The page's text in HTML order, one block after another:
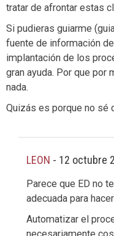
tratar de afrontar estas
Si pudieras guiarme
fuente de información
implantación de los
gran ayuda. Por que por
nada.
Quizás es porque no sé
LEON - 12 octubre
Parece que ED no
adecuada para
Automatizar el
necesariamente